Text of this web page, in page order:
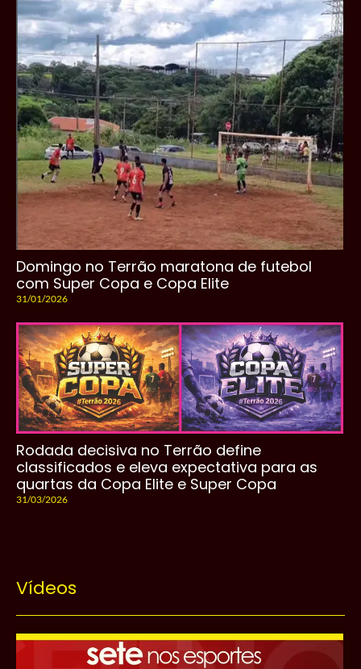
Domingo no Terrão maratona de futebol
com Super Copa e Copa Elite
31/01/2026
Rodada decisiva no Terrão define
classificados e eleva expectativa para as
quartas da Copa Elite e Super Copa
31/03/2026
Vídeos